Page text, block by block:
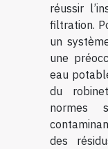
réussir
filtration.
un
une
eau
du
normes
des